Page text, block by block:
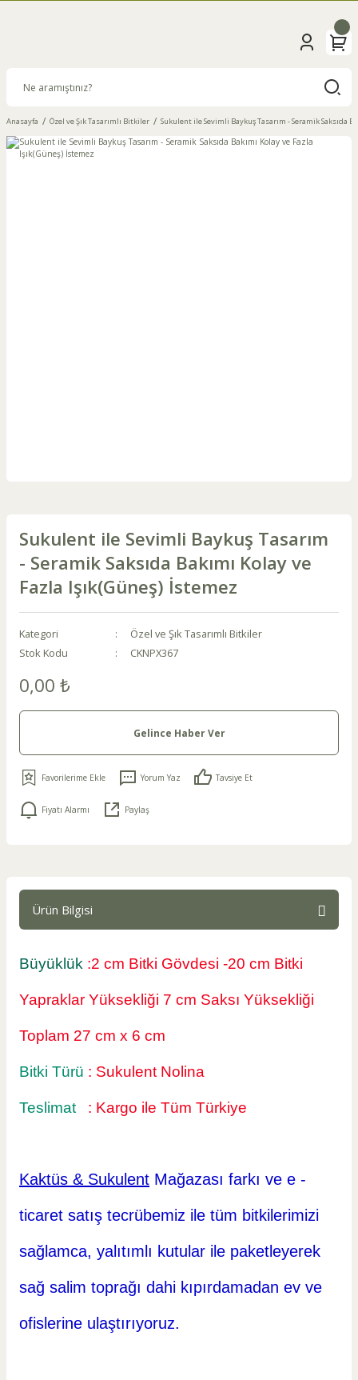
Anasayfa Özel ve Şık Tasarımlı Bitkiler Sukulent ile Sevimli Baykuş Tasarım - Seramik Saksıda
Sukulent ile Sevimli Baykuş Tasarım
- Seramik Saksıda Bakımı Kolay ve
Fazla Işık(Güneş) İstemez
Kategori
Özel ve Şık Tasarımlı Bitkiler
Stok Kodu
CKNPX367
0,00 ₺
Gelince Haber Ver
Yorum Yaz Tavsiye Et
Fiyatı Alarmı Paylaş
Ürün Bilgisi
Büyüklük :2 cm Bitki Gövdesi -20 cm Bitki
Yapraklar Yüksekliği 7 cm Saksı Yüksekliği
Toplam 27 cm x 6 cm
Bitki Türü : Sukulent Nolina
Teslimat : Kargo ile Tüm Türkiye
Kaktüs & Sukulent Mağazası farkı ve e -
ticaret satış tecrübemiz ile tüm bitkilerimizi
sağlamca, yalıtımlı kutular ile paketleyerek
sağ salim toprağı dahi kıpırdamadan ev ve
ofislerine ulaştırıyoruz.